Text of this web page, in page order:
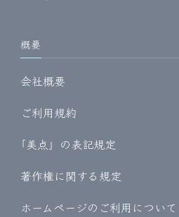
概要
会社概要
ご利用規約
｢美点」の表記規定
著作権に関する規定
ホームページのご利用について